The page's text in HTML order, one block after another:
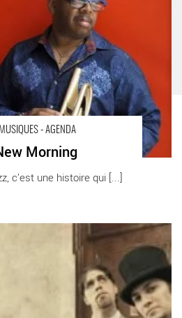
- AGENDA
Morning
c’est une histoire qui [...]
sortie Jazz / Musiques